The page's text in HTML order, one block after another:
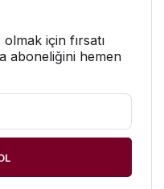
için fırsatı
aboneliğini hemen